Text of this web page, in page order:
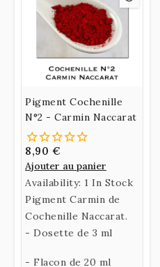
Pigment Cochenille
N°2 - Carmin Naccarat
8,90 €
Ajouter au panier
Availability: 1 In Stock
Pigment Carmin de
Cochenille Naccarat.
- Dosette de 3 ml
- Flacon de 20 ml